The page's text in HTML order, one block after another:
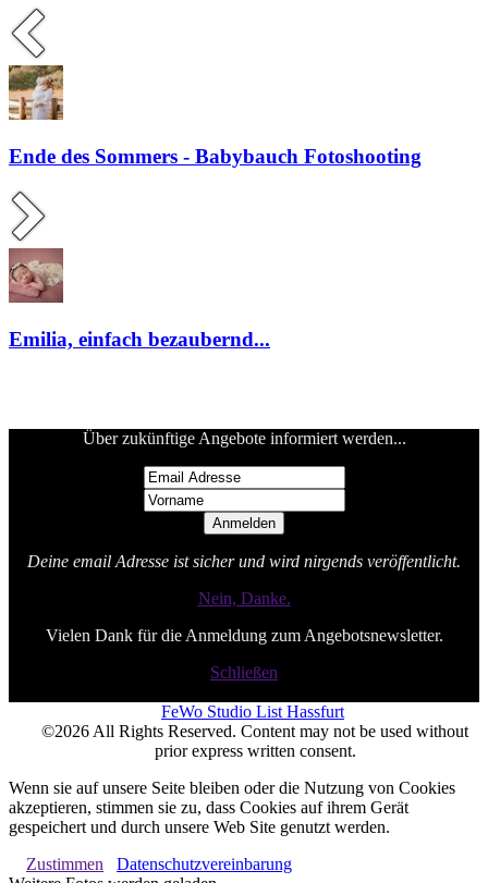
Ende des Sommers - Babybauch Fotoshooting
Emilia, einfach bezaubernd...
Über zukünftige Angebote informiert werden...
Deine email Adresse ist sicher und wird nirgends veröffentlicht.
Nein, Danke.
Vielen Dank für die Anmeldung zum Angebotsnewsletter.
Schließen
FeWo Studio List Hassfurt
©2026 All Rights Reserved. Content may not be used without
prior express written consent.
Wenn sie auf unsere Seite bleiben oder die Nutzung von Cookies
akzeptieren, stimmen sie zu, dass Cookies auf ihrem Gerät
gespeichert und durch unsere Web Site genutzt werden.
Zustimmen
Datenschutzvereinbarung